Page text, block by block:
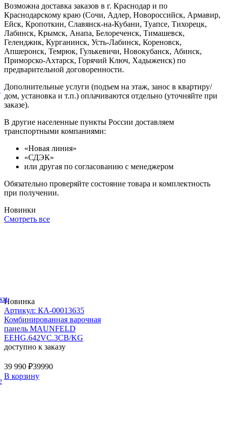
Возможна доставка заказов в г. Краснодар и по
Краснодарскому краю (Сочи, Адлер, Новороссийск, Армавир,
Ейск, Кропоткин, Славянск-на-Кубани, Туапсе, Тихорецк,
Лабинск, Крымск, Анапа, Белореченск, Тимашевск,
Геленджик, Курганинск, Усть-Лабинск, Кореновск,
Апшеронск, Темрюк, Гулькевичи, Новокубанск, Абинск,
Приморско-Ахтарск, Горячий Ключ, Хадыженск) по
предварительной договоренности.
Дополнительные услуги (подъем на этаж, занос в квартиру/
дом, установка и т.п.) оплачиваются отдельно (уточняйте при
заказе).
В другие населенные пункты России доставляем
транспортными компаниями:
«Новая линия»
«СДЭК»
или другая по согласованию с менеджером
Обязательно проверяйте состояние товара и комплектность
при получении.
Новинки
Смотреть все
Новинка
Артикул: КА-00013635
Комбинированная варочная
панель MAUNFELD
EEHG.642VC.3CB/KG
доступно к заказу
39 990 ₽39990
В корзину